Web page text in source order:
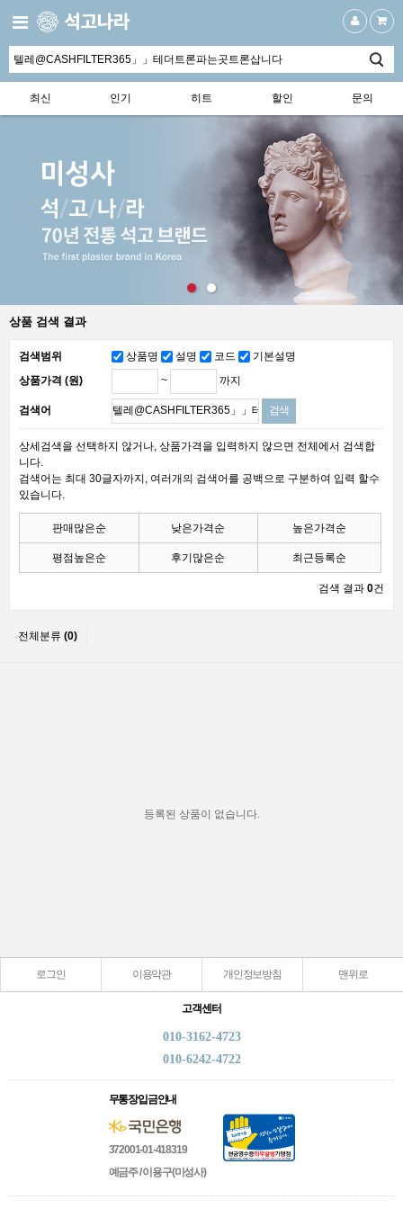
최신 인기 히트 할인 문의
상품 검색 결과
검색범위 상품명 설명 코드
기본설명
상품가격 (원)
~ 까지
검색어
상세검색을 선택하지 않거나, 상품가격을 입력하지 않으면 전체에서 검색합
니다.
검색어는 최대 30글자까지, 여러개의 검색어를 공백으로 구분하여 입력 할수
있습니다.
판매많은순 낮은가격순 높은가격순
평점높은순 후기많은순 최근등록순
검색 결과 0건
전체분류 (0)
등록된 상품이 없습니다.
로그인 이용약관 개인정보방침 맨위로
고객센터
010-3162-4723
010-6242-4722
무통장입금안내
372001-01-418319
예금주 / 이용구(미성사)